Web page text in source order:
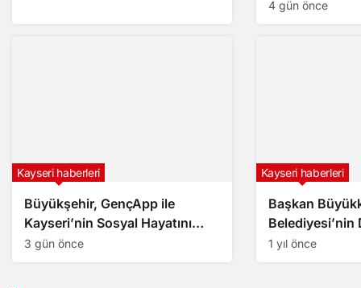
Gençlerimizle
4 gün önce
Büyükşehir, GençApp ile
Kayseri’nin Sosyal Hayatını
Dijitalleştirdi
Kayseri haberleri
3 gün önce
Başkan
Belediyesi’nin
Akülü Araç
Kayseri haberleri
1 yıl önce